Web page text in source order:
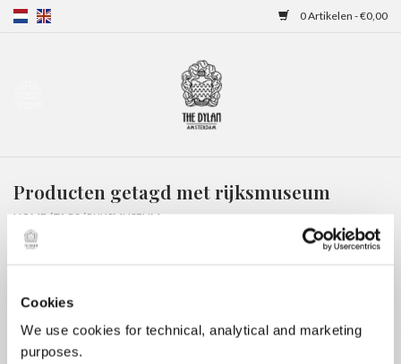
Cookies
We use cookies for technical, analytical and marketing
purposes.
0 Artikelen - €0,00
Overnachtingen
Producten getagd met rijksmuseum
HOME/TAGS/RIJKSMUSEUM